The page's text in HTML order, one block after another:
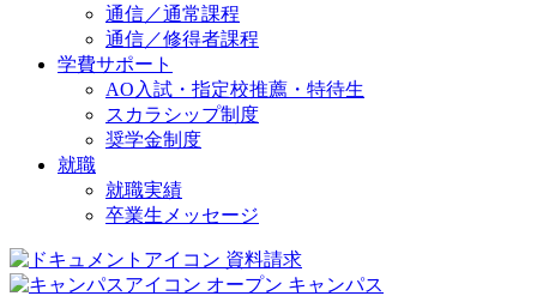
通信／通常課程
通信／修得者課程
学費サポート
AO入試・指定校推薦・特待生
スカラシップ制度
奨学金制度
就職
就職実績
卒業生メッセージ
資料請求
オープン キャンパス